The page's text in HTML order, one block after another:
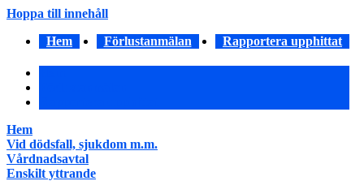
Hoppa till innehåll
Hem
Förlustanmälan Rapportera upphittat
Hem
Vid dödsfall, sjukdom m.m.
Vårdnadsavtal
Enskilt yttrande